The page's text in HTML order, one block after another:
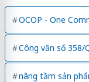
OCOP - One
Công văn số 358/
nâng tầm sản